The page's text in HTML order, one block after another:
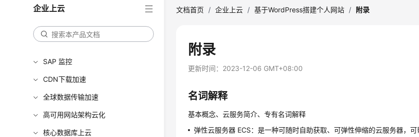
企业上云
SAP 监控
CDN下载加速
全球数据传输加速
高可用网站架构云化
核心数据库上云
文档首页 / 企业上云 / 基于WordPress搭建个人网站 / 附录
附录
更新时间： 2023-12-06 GMT+08:00
名词解释
基本概念、云服务简介、专有名词解释
弹性云服务器 ECS：是一种可随时自助获取、可弹性伸缩的云服务器，可